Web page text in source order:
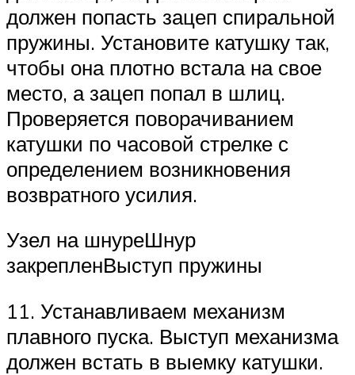
должен попасть зацеп спиральной
пружины. Установите катушку так,
чтобы она плотно встала на свое
место, а зацеп попал в шлиц.
Проверяется поворачиванием
катушки по часовой стрелке с
определением возникновения
возвратного усилия.
Узел на шнуреШнур
закрепленВыступ пружины
11. Устанавливаем механизм
плавного пуска. Выступ механизма
должен встать в выемку катушки.